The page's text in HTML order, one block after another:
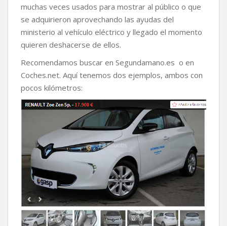
muchas veces usados para mostrar al público o que
se adquirieron aprovechando las ayudas del
ministerio al vehículo eléctrico y llegado el momento
quieren deshacerse de ellos.
Recomendamos buscar en Segundamano.es o en
Coches.net. Aquí tenemos dos ejemplos, ambos con
pocos kilómetros: